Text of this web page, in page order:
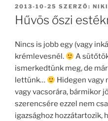
BEKÜLDVE:
2013-10-25 SZERZŐ: NIKI
Hűvös őszi
Nincs is jobb egy (vagy
krémlevesnél.
A
ismerkedtünk meg, de
lettünk…
Hidegen vagy
vagy vacsorára, bármikor
szerencsére ezzel nem
igazsághoz hozzátartozik,